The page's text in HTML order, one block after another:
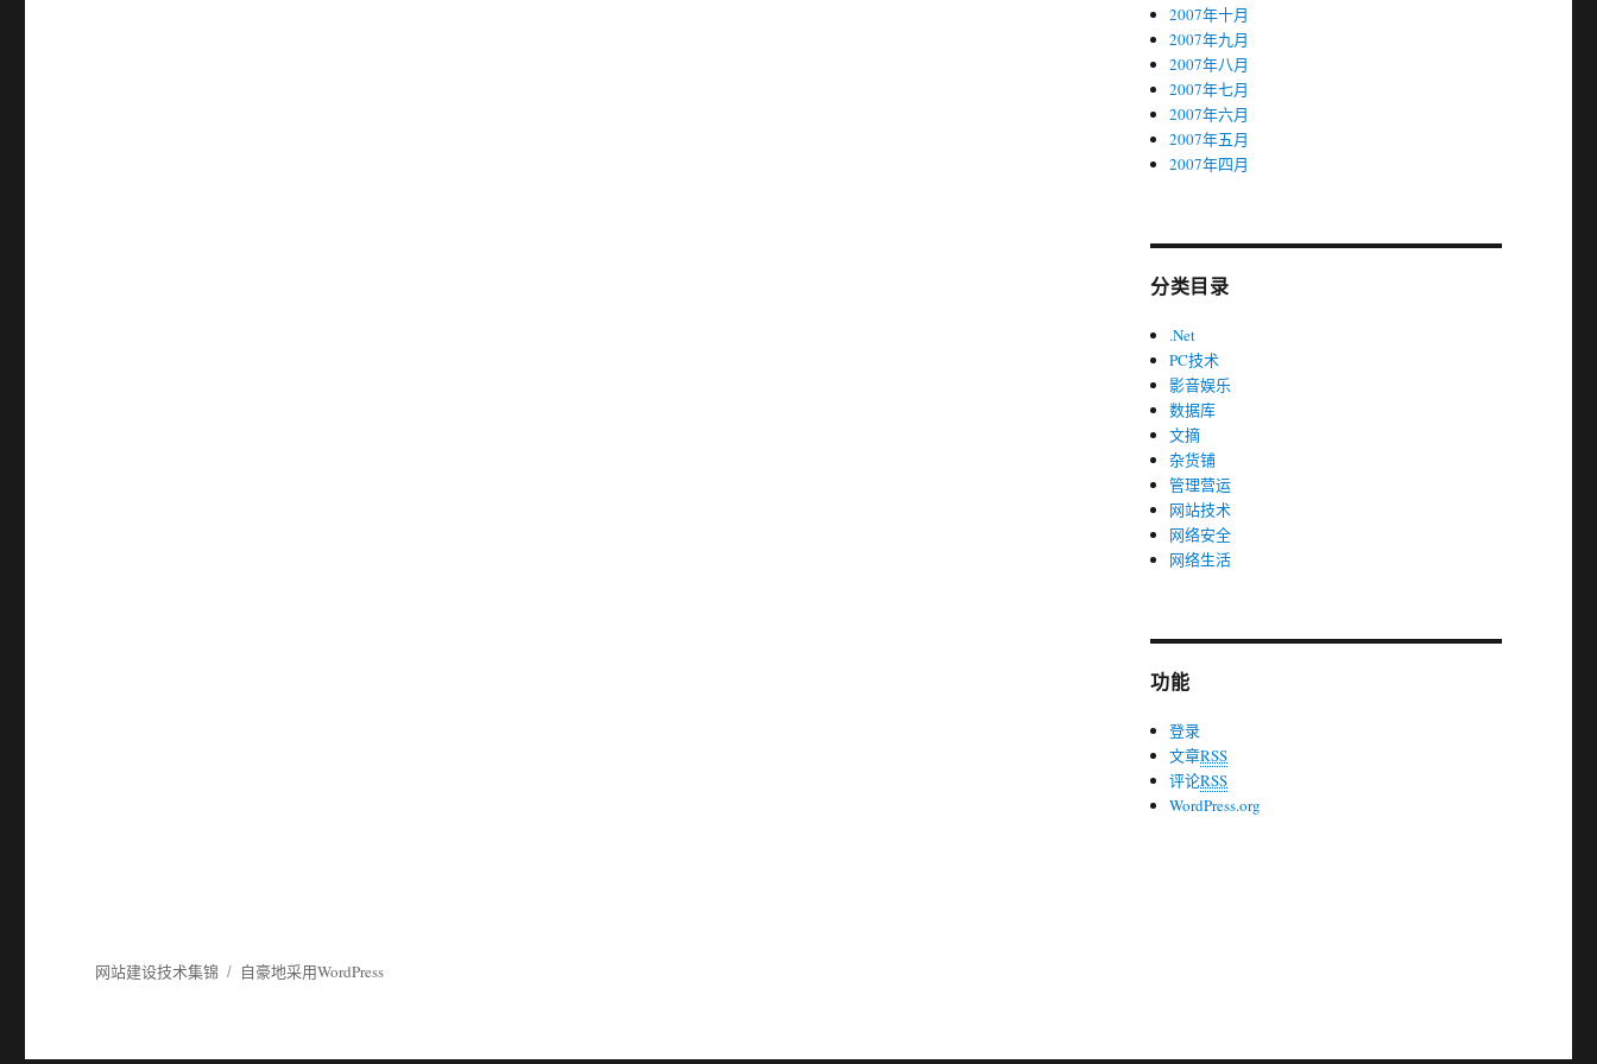
2007年十月
2007年九月
2007年八月
2007年七月
2007年六月
2007年五月
2007年四月
分类目录
.Net
PC技术
影音娱乐
数据库
文摘
杂货铺
管理营运
网站技术
网络安全
网络生活
功能
登录
文章RSS
评论RSS
WordPress.org
网站建设技术集锦 自豪地采用WordPress